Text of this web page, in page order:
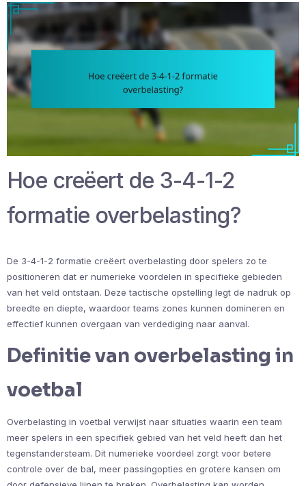
Hoe creëert de 3-4-1-2
formatie overbelasting?
De 3-4-1-2 formatie creëert overbelasting door spelers zo te
positioneren dat er numerieke voordelen in specifieke gebieden
van het veld ontstaan. Deze tactische opstelling legt de nadruk op
breedte en diepte, waardoor teams zones kunnen domineren en
effectief kunnen overgaan van verdediging naar aanval.
Definitie van overbelasting in
voetbal
Overbelasting in voetbal verwijst naar situaties waarin een team
meer spelers in een specifiek gebied van het veld heeft dan het
tegenstandersteam. Dit numerieke voordeel zorgt voor betere
controle over de bal, meer passingopties en grotere kansen om